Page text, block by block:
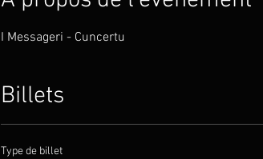
I Messageri - Cuncertu
Billets
Type de billet